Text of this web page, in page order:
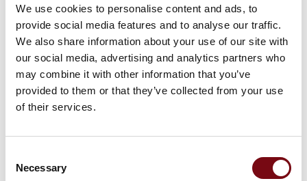
We use cookies to personalise content and ads, to
provide social media features and to analyse our traffic.
We also share information about your use of our site with
our social media, advertising and analytics partners who
may combine it with other information that you’ve
provided to them or that they’ve collected from your use
of their services.
Selection
Necessary